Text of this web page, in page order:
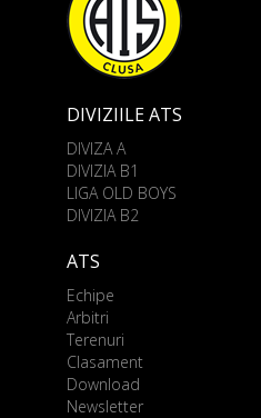
DIVIZIILE ATS
DIVIZA A
DIVIZIA B1
LIGA OLD BOYS
DIVIZIA B2
ATS
Echipe
Arbitri
Terenuri
Clasament
Download
Newsletter